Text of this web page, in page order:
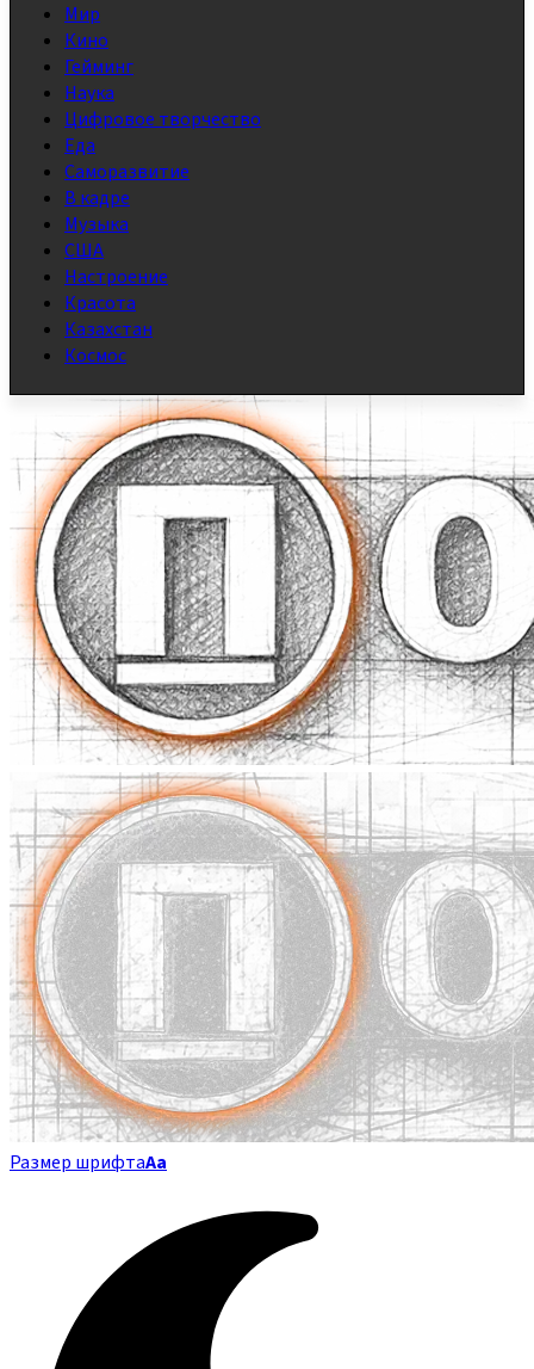
Мир
Кино
Гейминг
Наука
Цифровое творчество
Еда
Саморазвитие
В кадре
Музыка
США
Настроение
Красота
Казахстан
Космос
Размер шрифтаАа